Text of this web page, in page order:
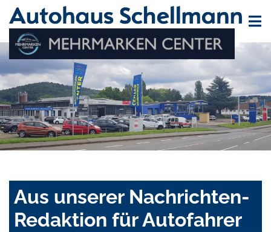
Aus unserer Nachrichten-
Redaktion für Autofahrer